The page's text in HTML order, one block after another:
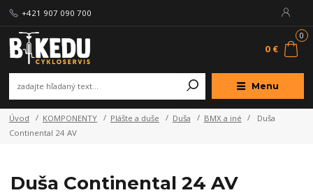
Menu
+421 907 090 700
0
0 €
Úvod KOMPONENTY Plášte a duše Duša BMX a iné
Duša
Continental 24 AV
Duša Continental 24 AV